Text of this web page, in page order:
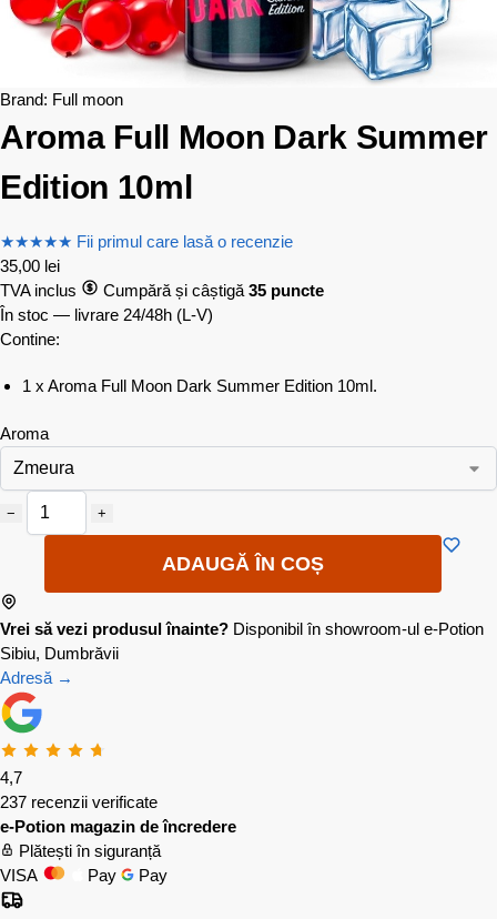
Brand: Full moon
Aroma Full Moon Dark Summer
Edition 10ml
★★★★★ Fii primul care lasă o recenzie
35,00 lei
TVA inclus
Cumpără și câștigă 35 puncte
În stoc — livrare 24/48h (L-V)
Contine:
1 x Aroma Full Moon Dark Summer Edition 10ml.
Aroma
− +
ADAUGĂ ÎN COȘ
Vrei să vezi produsul înainte? Disponibil în showroom-ul e-Potion
Sibiu, Dumbrăvii
Adresă →
4,7
237 recenzii verificate
e-Potion magazin de încredere
Plătești în siguranță
VISA
Pay Pay